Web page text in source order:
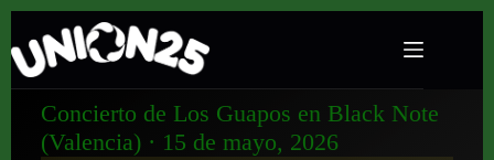
Concierto de Los Guapos en Black Note
(Valencia) · 15 de mayo, 2026